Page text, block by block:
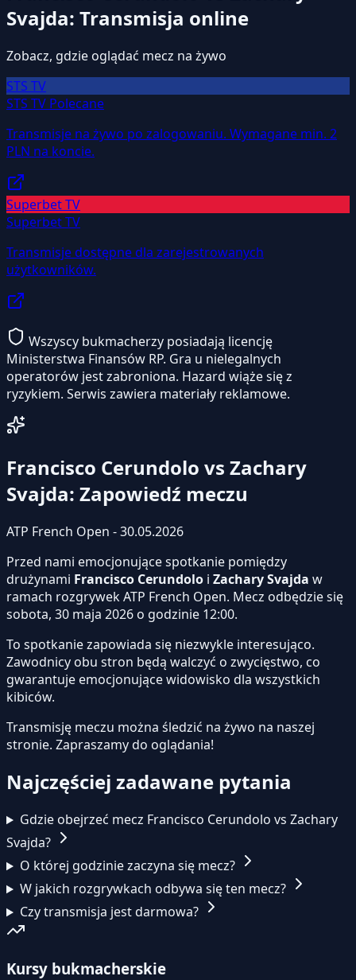
Svajda: Transmisja online
Zobacz, gdzie oglądać mecz na żywo
STS TV
STS TV Polecane
Transmisje na żywo po zalogowaniu. Wymagane min. 2
PLN na koncie.
Superbet TV
Superbet TV
Transmisje dostępne dla zarejestrowanych
użytkowników.
Wszyscy bukmacherzy posiadają licencję
Ministerstwa Finansów RP. Gra u nielegalnych
operatorów jest zabroniona. Hazard wiąże się z
ryzykiem. Serwis zawiera materiały reklamowe.
Francisco Cerundolo vs Zachary
Svajda: Zapowiedź meczu
ATP French Open - 30.05.2026
Przed nami emocjonujące spotkanie pomiędzy
drużynami Francisco Cerundolo i Zachary Svajda w
ramach rozgrywek ATP French Open. Mecz odbędzie się
sobota, 30 maja 2026 o godzinie 12:00.
To spotkanie zapowiada się niezwykle interesująco.
Zawodnicy obu stron będą walczyć o zwycięstwo, co
gwarantuje emocjonujące widowisko dla wszystkich
kibiców.
Transmisję meczu można śledzić na żywo na naszej
stronie. Zapraszamy do oglądania!
Najczęściej zadawane pytania
Gdzie obejrzeć mecz Francisco Cerundolo vs Zachary
Svajda?
O której godzinie zaczyna się mecz?
W jakich rozgrywkach odbywa się ten mecz?
Czy transmisja jest darmowa?
Kursy bukmacherskie